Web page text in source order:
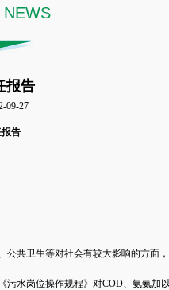
NEWS
报告
09-27
告
共卫生等对社会有较大影响的方面，
水岗位操作规程》对COD、氨氨加